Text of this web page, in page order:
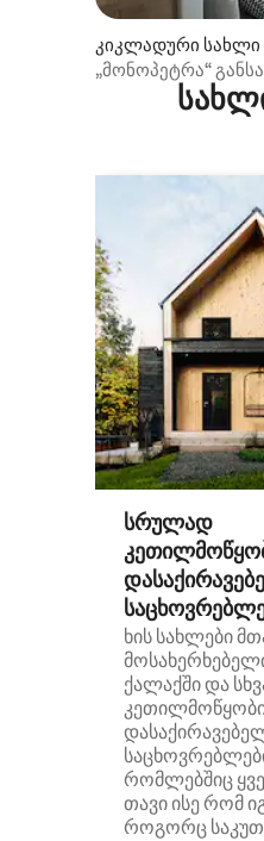
კიკლადური სახლი
i)
„მონოპეტრა“
ზღვისპირა ბინა
სრულად
ხის სახლები
ქალაქში და
რომლებშიც
თავი ისე რომ
როგორც